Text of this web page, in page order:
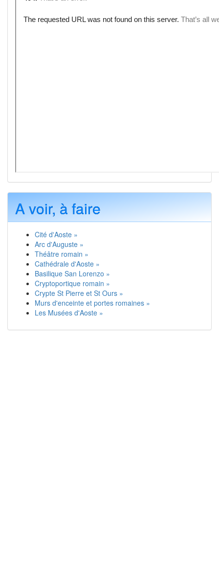
A voir, à faire
Cité d'Aoste »
Arc d'Auguste »
Théâtre romain »
Cathédrale d'Aoste »
Basilique San Lorenzo »
Cryptoportique romain »
Crypte St Pierre et St Ours »
Murs d'enceinte et portes romaines »
Les Musées d'Aoste »